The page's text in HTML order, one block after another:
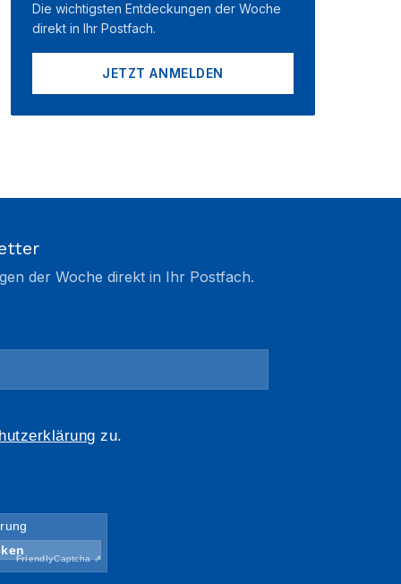
Die wichtigsten Entdeckungen der Woche
direkt in Ihr Postfach.
JETZT ANMELDEN
der Woche direkt in Ihr Postfach.